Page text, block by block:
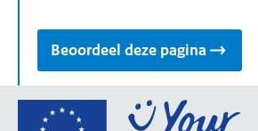
Beoordeel deze pagina
Ga